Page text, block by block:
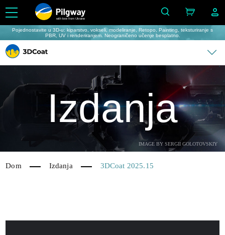
with love from Ukraine
Pojednostavite u 3D-u: kiparstvo, vokseli, modeliranje, Retopo, Painting, teksturiranje s
PBR, UV i renderiranjem. Neograničeno učenje besplatno.
IMAGE BY SERGII GOLOTOVSKIY
Izdanja
Dom Izdanja 3DCoat 2025.15